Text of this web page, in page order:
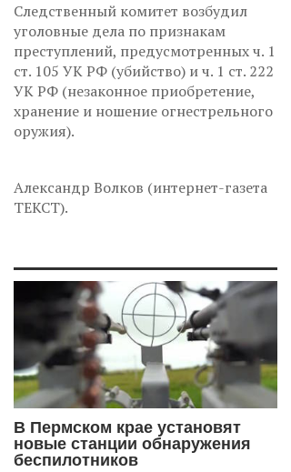
Следственный комитет возбудил
уголовные дела по признакам
преступлений, предусмотренных ч. 1
ст. 105 УК РФ (убийство) и ч. 1 ст. 222
УК РФ (незаконное приобретение,
хранение и ношение огнестрельного
оружия).
Александр Волков (интернет-газета
ТЕКСТ).
В Пермском крае установят
новые станции обнаружения
беспилотников